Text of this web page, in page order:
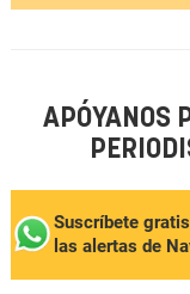
APÓYANOS
Suscríbete
las alertas de